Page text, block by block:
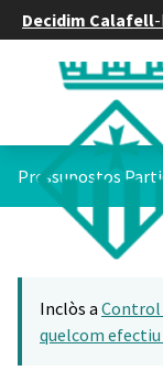
Decidim Calafell-
Pressupostos
Inclòs a Control
quelcom